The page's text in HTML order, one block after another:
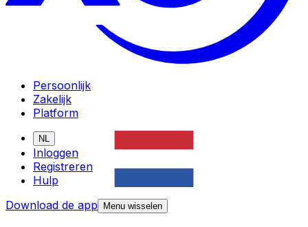
Persoonlijk
Zakelijk
Platform
NL
Inloggen
Registreren
Hulp
Download de app
Menu wisselen